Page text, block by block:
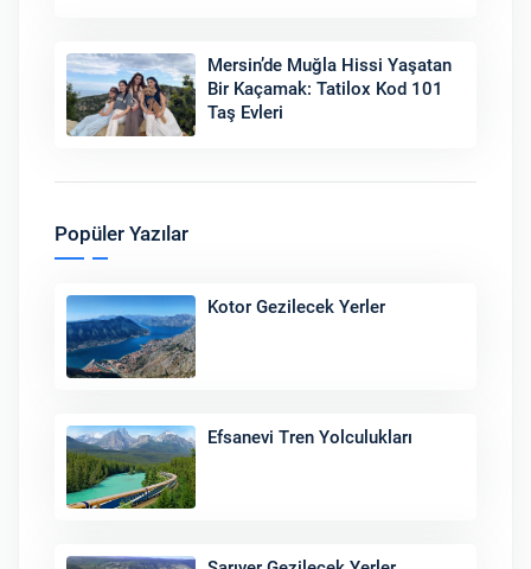
Mersin’de Muğla Hissi Yaşatan
Bir Kaçamak: Tatilox Kod 101
Taş Evleri
Popüler Yazılar
Kotor Gezilecek Yerler
Efsanevi Tren Yolculukları